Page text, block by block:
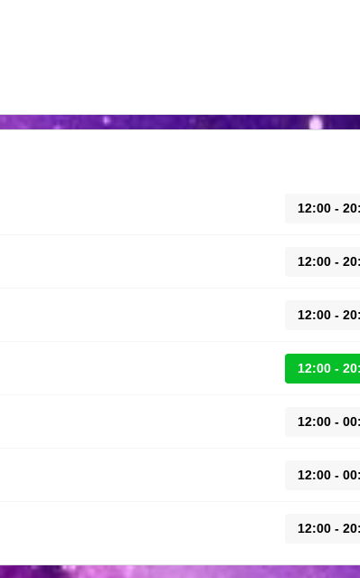
12:00 -
12:00 -
12:00 -
12:00 -
12:00 -
12:00 -
12:00 -